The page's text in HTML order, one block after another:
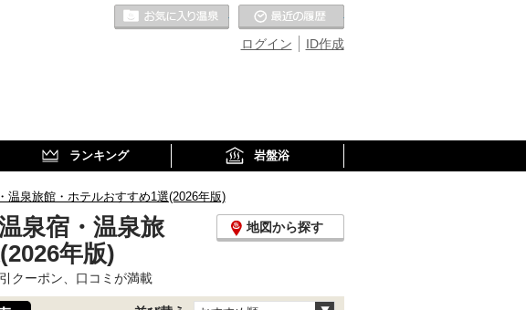
ID作成
ログイン
お気に入りの温泉
ランキング 岩盤浴
温泉旅館・ホテルおすすめ1選(2026年版)
泉宿・温泉旅
年版)
地図から探す
クーポン、口コミが満載